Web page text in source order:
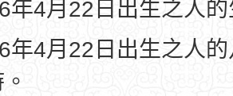
年4月22日出生之人
年4月22日出生之人